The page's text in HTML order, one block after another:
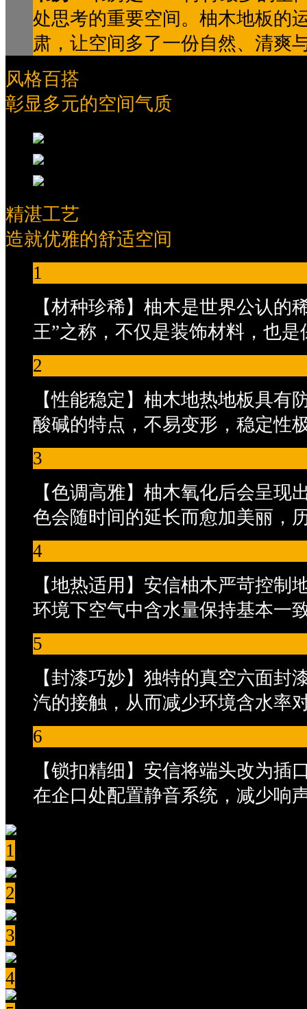
处思考的重要空间。柚木地板的
肃，让空间多了一份自然、清爽
风格百搭
彰显多元的空间气质
精湛工艺
造就优雅的舒适空间
1
【材种珍稀】柚木是世界公认的
王”之称，不仅是装饰材料，也是
2
【性能稳定】柚木地热地板具有
酸碱的特点，不易变形，稳定性
3
【色调高雅】柚木氧化后会呈现
色会随时间的延长而愈加美丽，
4
【地热适用】安信柚木严苛控制
环境下空气中含水量保持基本一
5
【封漆巧妙】独特的真空六面封
汽的接触，从而减少环境含水率
6
【锁扣精细】安信将端头改为插
在企口处配置静音系统，减少响
1
2
3
4